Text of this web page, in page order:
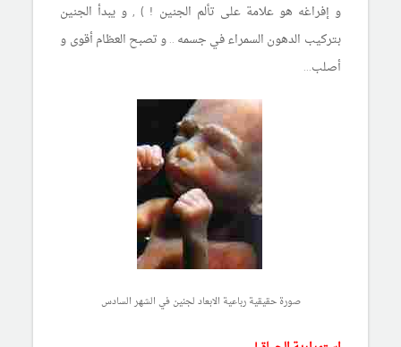
و إفراغه هو علامة على تألم الجنين ! ) , و يبدأ الجنين
بتركيب الدهون السمراء في جسمه .. و تصبح العظام أقوى و
أصلب...
صورة حقيقية رباعية الابعاد لجنين في الشهر السادس